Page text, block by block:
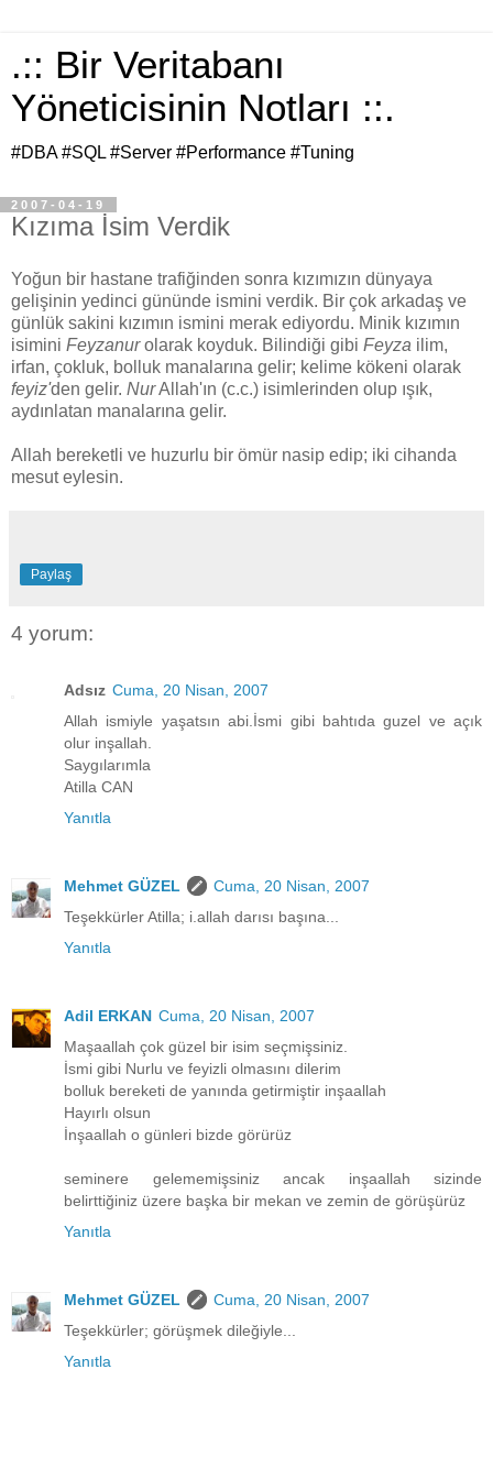
.:: Bir Veritabanı
Yöneticisinin Notları ::.
#DBA #SQL #Server #Performance #Tuning
2007-04-19
Kızıma İsim Verdik
Yoğun bir hastane trafiğinden sonra kızımızın dünyaya
gelişinin yedinci gününde ismini verdik. Bir çok arkadaş ve
günlük sakini kızımın ismini merak ediyordu. Minik kızımın
isimini Feyzanurolarak koyduk. Bilindiği gibi Feyza ilim,
irfan, çokluk, bolluk manalarına gelir; kelime kökeni olarak
feyiz'den gelir. NurAllah'ın (c.c.) isimlerinden olup ışık,
aydınlatan manalarına gelir.
Allah bereketli ve huzurlu bir ömür nasip edip; iki cihanda
mesut eylesin.
Paylaş
4 yorum:
Adsız Cuma, 20 Nisan, 2007
Allah ismiyle yaşatsın abi.İsmi gibi bahtıda guzel ve açık
olur inşallah.
Saygılarımla
Atilla CAN
Yanıtla
Mehmet GÜZEL
Cuma, 20 Nisan, 2007
Teşekkürler Atilla; i.allah darısı başına...
Yanıtla
Adil ERKAN Cuma, 20 Nisan, 2007
Maşaallah çok güzel bir isim seçmişsiniz.
İsmi gibi Nurlu ve feyizli olmasını dilerim
bolluk bereketi de yanında getirmiştir inşaallah
Hayırlı olsun
İnşaallah o günleri bizde görürüz
seminere gelememişsiniz ancak inşaallah sizinde
belirttiğiniz üzere başka bir mekan ve zemin de görüşürüz
Yanıtla
Mehmet GÜZEL
Cuma, 20 Nisan, 2007
Teşekkürler; görüşmek dileğiyle...
Yanıtla